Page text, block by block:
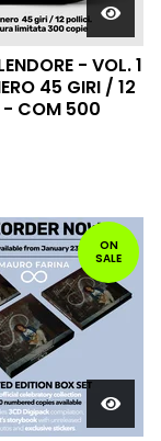
- VOL. 1
45 GIRI / 12
- COM 500
ON
SALE